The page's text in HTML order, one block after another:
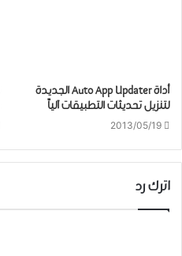
أداة Auto App Updater الجديدة
لتنزيل تحديثات التطبيقات آلياً
2013/05/19
اترك رد